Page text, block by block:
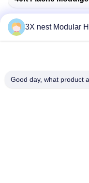
Schnelle
Anschrift
3X nest Modular
Good day, what product